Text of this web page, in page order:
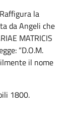
la
da Angeli che
MATRICIS
“D.O.M.
il nome
1800.